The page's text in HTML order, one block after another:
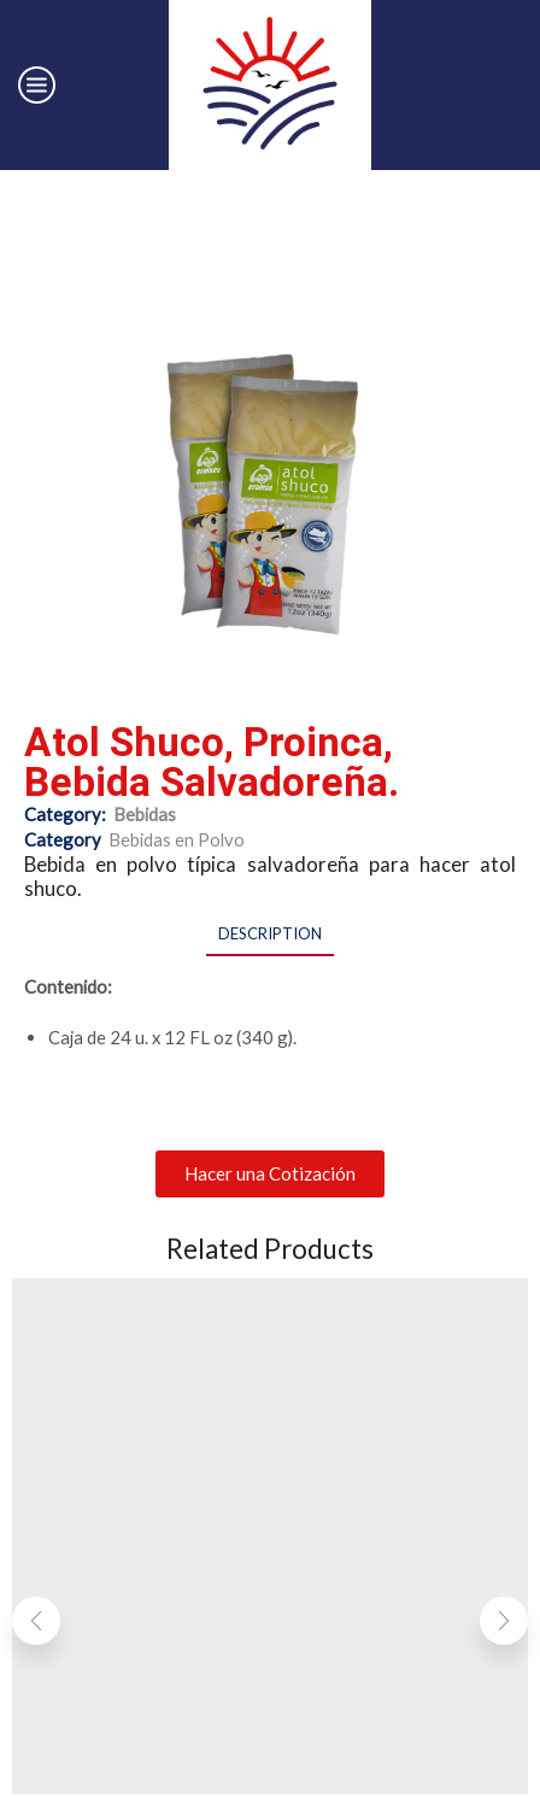
Atol Shuco, Proinca,
Bebida Salvadoreña.
Category: Bebidas
Category Bebidas en Polvo
Bebida en polvo típica salvadoreña para hacer atol
shuco.
DESCRIPTION
Contenido:
Caja de 24 u. x 12 FL oz (340 g).
Hacer una Cotización
Related Products